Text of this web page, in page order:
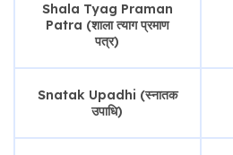
Shala Tyag Praman
Patra (शाला त्याग प्रमाण
पत्र)
Snatak Upadhi (स्नातक
उपाधि)